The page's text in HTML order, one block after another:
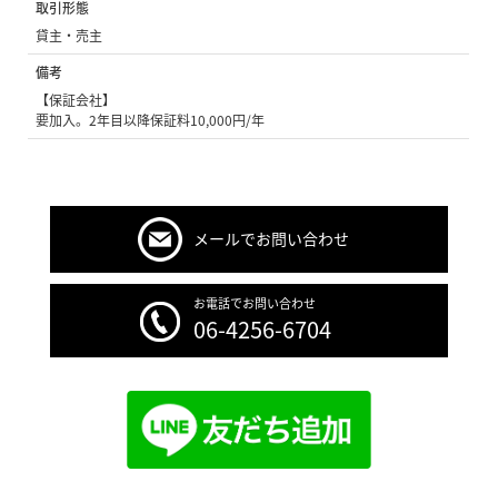
取引形態
貸主・売主
備考
【保証会社】
要加入。2年目以降保証料10,000円/年
メールでお問い合わせ
お電話でお問い合わせ
06-4256-6704